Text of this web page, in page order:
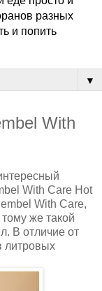
разных
и попить
▼
With
With Care Hot
With Care,
же такой
В отличие от
литровых